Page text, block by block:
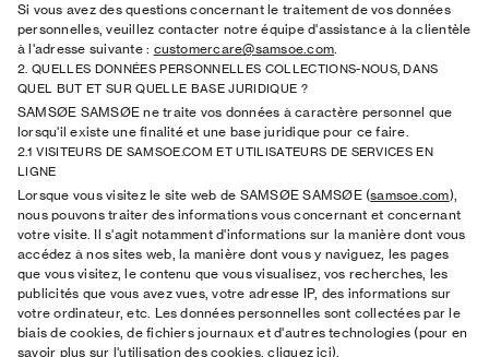
Si vous avez des questions concernant le traitement de vos données
personnelles, veuillez contacter notre équipe d'assistance à la clientèle
à l'adresse suivante : customercare@samsoe.com.
2. QUELLES DONNÉES PERSONNELLES COLLECTIONS-NOUS, DANS
QUEL BUT ET SUR QUELLE BASE JURIDIQUE ?
SAMSØE SAMSØE ne traite vos données à caractère personnel que
lorsqu'il existe une finalité et une base juridique pour ce faire.
2.1 VISITEURS DE SAMSOE.COM ET UTILISATEURS DE SERVICES EN
LIGNE
Lorsque vous visitez le site web de SAMSØE SAMSØE (samsoe.com),
nous pouvons traiter des informations vous concernant et concernant
votre visite. Il s'agit notamment d'informations sur la manière dont vous
accédez à nos sites web, la manière dont vous y naviguez, les pages
que vous visitez, le contenu que vous visualisez, vos recherches, les
publicités que vous avez vues, votre adresse IP, des informations sur
votre ordinateur, etc. Les données personnelles sont collectées par le
biais de cookies, de fichiers journaux et d'autres technologies (pour en
savoir plus sur l'utilisation des cookies, cliquezici).